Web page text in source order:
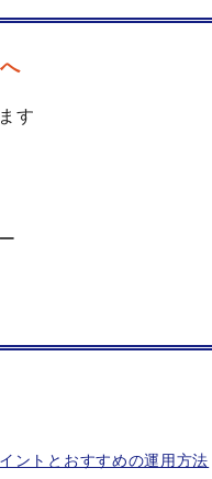
す
ントとおすすめの運用方法